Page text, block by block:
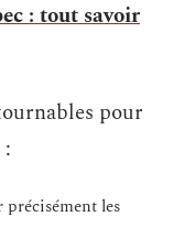
: tout savoir
pour
précisément les